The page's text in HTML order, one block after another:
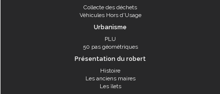
Collecte des déchets
Véhicules Hors d'Usage
Urbanisme
PLU
50 pas géométriques
Présentation du robert
Histoire
Les anciens maires
Les îlets